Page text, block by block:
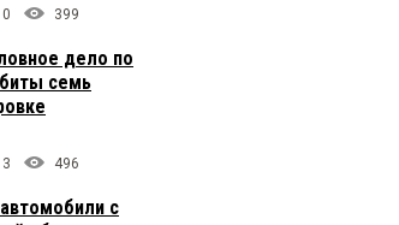
0 399
дело по
семь
3 496
с